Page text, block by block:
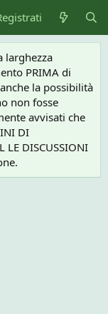
larghezza
PRIMA di
la possibilità
non fosse
avvisati che
DI
LE DISCUSSIONI